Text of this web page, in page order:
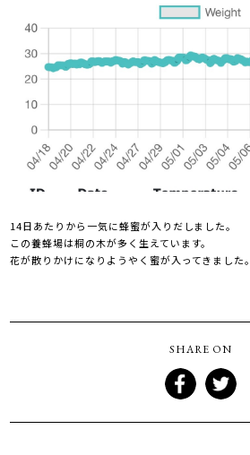
14日あたりから一気に蜂蜜が入りだしました。
この養蜂場は桐の木が多く生えています。
花が散りかけになりようやく蜜が入ってきました。
SHARE ON